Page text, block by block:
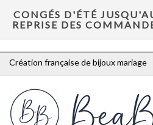
CONGÉS D'ÉTÉ
REPRISE DES
Création française de bijoux mariage